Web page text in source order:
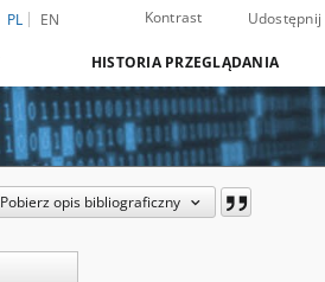
PL EN Kontrast Udostępnij
HISTORIA PRZEGLĄDANIA
Pobierz opis bibliograficzny